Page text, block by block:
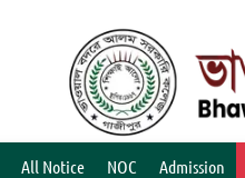
All Notice NOC Admission